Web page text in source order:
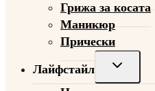
Грижа за косата
Маникюр
Прически
Лайфстайл
Toggle
child